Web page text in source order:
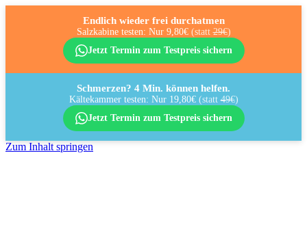
Endlich wieder frei durchatmen
Salzkabine testen: Nur 9,80€ (statt29€)
Jetzt Termin zum Testpreis sichern
Schmerzen? 4 Min. können helfen.
Kältekammer testen: Nur 19,80€ (statt49€)
Jetzt Termin zum Testpreis sichern
Zum Inhalt springen